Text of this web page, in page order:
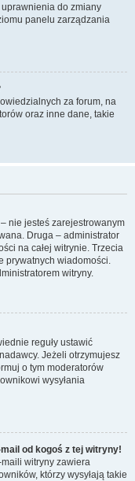
do zmiany
panelu zarządzania
za forum, na
oraz inne dane, takie
nie jesteś zarejestrowanym
Druga – administrator
na całej witrynie. Trzecia
prywatnych wiadomości.
witryny.
reguły ustawić
Jeżeli otrzymujesz
o tym moderatorów
wysyłania
od kogoś z tej witryny!
maili witryny zawiera
którzy wysyłają takie